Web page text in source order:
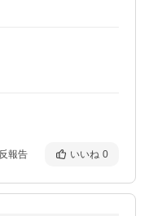
報告 いいね 0